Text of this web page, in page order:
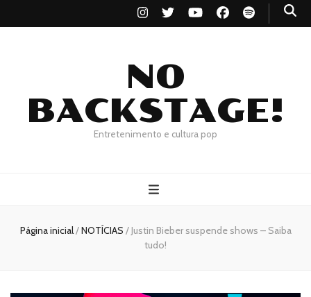
NO
BACKSTAGE!
Entretenimento e cultura pop
Página inicial/NOTÍCIAS /Justin Bieber suspende shows – Saiba
tudo!